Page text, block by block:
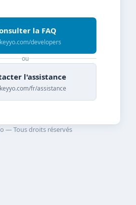
la FAQ
developers
ou
l'assistance
fr/assistance
— Tous droits réservés